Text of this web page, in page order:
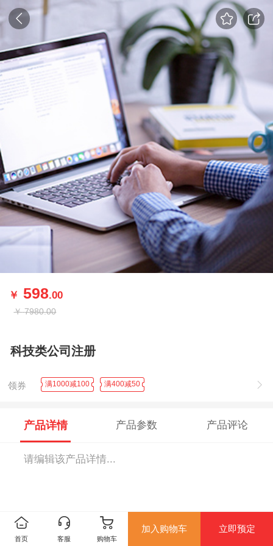
￥ 598.00
￥ 7980.00
科技类公司注册
领券 满1000减100 满400减50
产品详情 产品参数 产品评论
请编辑该产品详情...
首页 客服 购物车
加入购物车 立即预定